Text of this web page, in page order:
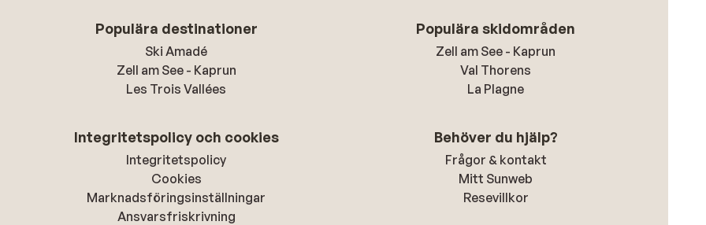
Populära destinationer
Ski Amadé
Zell am See - Kaprun
Les Trois Vallées
Populära skidområden
Zell am See - Kaprun
Val Thorens
La Plagne
Integritetspolicy och cookies
Integritetspolicy
Cookies
Marknadsföringsinställningar
Ansvarsfriskrivning
Behöver du hjälp?
Frågor & kontakt
Mitt Sunweb
Resevillkor